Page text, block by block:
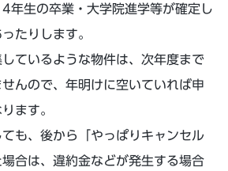
年生の卒業・大学院進学等が確定し
たりします。
ているような物件は、次年度まで
んので、年明けに空いていれば申
ます。
も、後から「やっぱりキャンセル
合は、違約金などが発生する場合